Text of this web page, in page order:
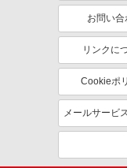
お問い合
リンクに
Cookieポ
メールサービ